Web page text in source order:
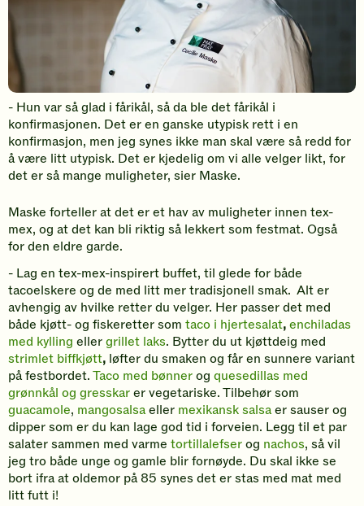
- Hun var så glad i fårikål, så da ble det fårikål i
konfirmasjonen. Det er en ganske utypisk rett i en
konfirmasjon, men jeg synes ikke man skal være så redd for
å være litt utypisk. Det er kjedelig om vi alle velger likt, for
det er så mange muligheter, sier Maske.
Maske forteller at det er et hav av muligheter innen tex-
mex, og at det kan bli riktig så lekkert som festmat. Også
for den eldre garde.
- Lag en tex-mex-inspirert buffet, til glede for både
tacoelskere og de med litt mer tradisjonell smak. Alt er
avhengig av hvilke retter du velger. Her passer det med
både kjøtt- og fiskeretter som taco i hjertesalat,enchiladas
med kylling ellergrillet laks. Bytter du ut kjøttdeig med
strimlet biffkjøtt, løfter du smaken og får en sunnere variant
på festbordet.Taco med bønnerog quesedillas med
grønnkål og gresskarer vegetariske. Tilbehør som
guacamole, mangosalsaeller mexikansk salsaer sauser og
dipper som er du kan lage god tid i forveien. Legg til et par
salater sammen med varme tortillalefserog nachos, så vil
jeg tro både unge og gamle blir fornøyde. Du skal ikke se
bort ifra at oldemor på 85 synes det er stas med mat med
litt futt i!